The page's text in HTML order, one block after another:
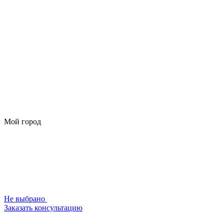
Мой город
Не выбрано
Заказать консультацию